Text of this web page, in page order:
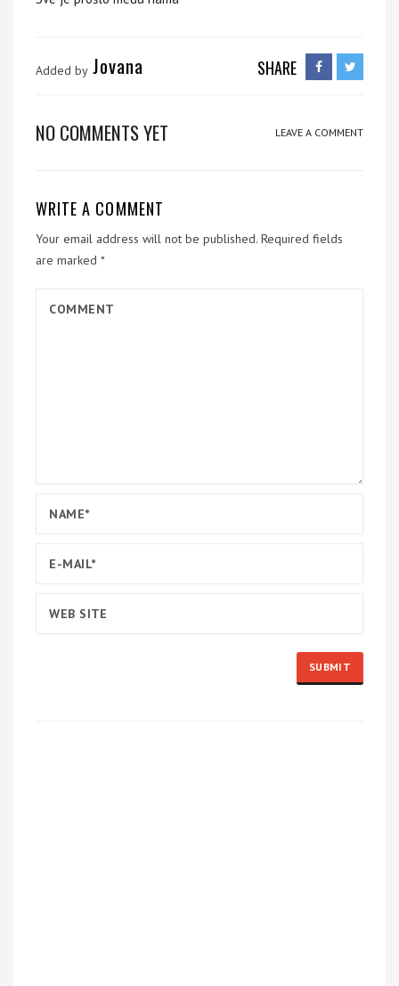
Added by Jovana SHARE
NO COMMENTS YET LEAVE A COMMENT
WRITE A COMMENT
Your email address will not be published. Required fields
are marked *